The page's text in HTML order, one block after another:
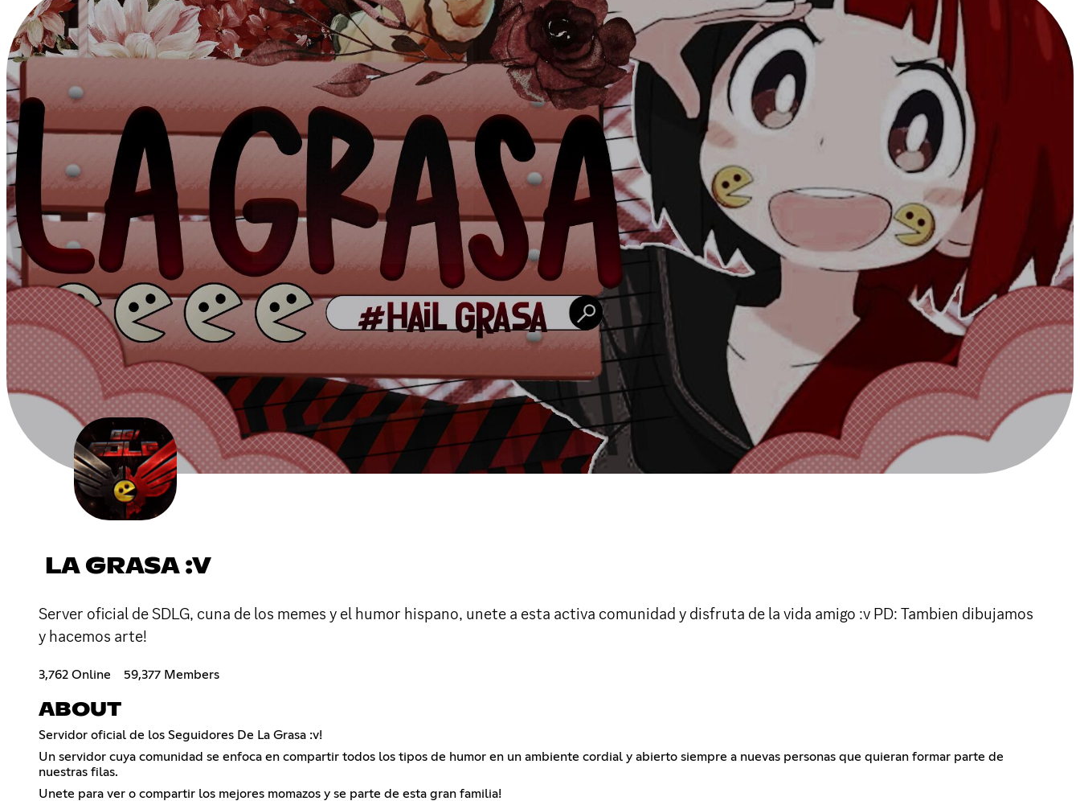
LA GRASA :V
Server oficial de SDLG, cuna de los memes y el humor hispano, unete a esta activa comunidad y disfruta de la vida amigo :v PD: Tambien dibujamos
y hacemos arte!
3,762 Online 59,377 Members
ABOUT
Servidor oficial de los Seguidores De La Grasa :v!
Un servidor cuya comunidad se enfoca en compartir todos los tipos de humor en un ambiente cordial y abierto siempre a nuevas personas que quieran formar parte de
nuestras filas.
Unete para ver o compartir los mejores momazos y se parte de esta gran familia!